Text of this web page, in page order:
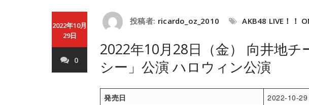
2022年10月
29日
0
投稿者: ricardo_oz_2010 AKB48 LIVE！！
2022年10月28日（金） 向井地
シー」公演 ハロウィン公演
発売日
2022-10-